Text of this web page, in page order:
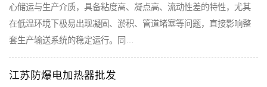
心储运与生产介质，具备粘度高、凝点高、流动性差的特性，尤其
在低温环境下极易出现凝固、淤积、管道堵塞等问题，直接影响整
套生产输送系统的稳定运行。同…
江苏防爆电加热器批发